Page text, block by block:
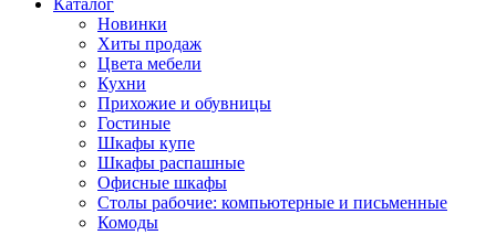
Новинки
Хиты продаж
Цвета мебели
Кухни
Прихожие и обувницы
Гостиные
Шкафы купе
Шкафы распашные
Офисные шкафы
Столы рабочие: компьютерные и письменные
Комоды